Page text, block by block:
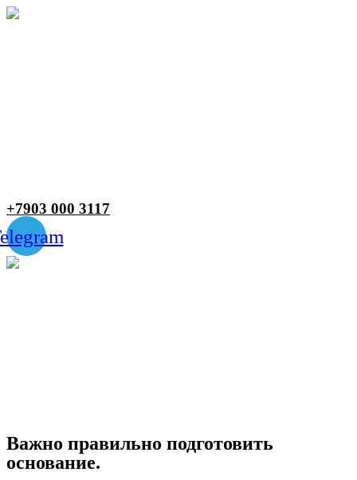
+7903 000 3117
Важно правильно подготовить
основание.